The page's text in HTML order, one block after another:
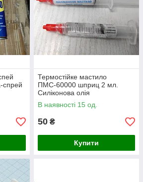
спрей
Термостійке мастило
ПМС-60000 шприц 2 мл.
Силіконова олія
(поліметилсилоксан)
В наявності 15 од.
50 ₴
Купити